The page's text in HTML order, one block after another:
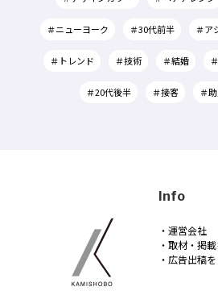
＃ニューヨーク ＃30代前半 ＃ア
＃トレンド ＃技術 ＃結婚
＃20代後半 ＃接客 ＃
Info
・運営会社
・取材・掲
・広告出稿